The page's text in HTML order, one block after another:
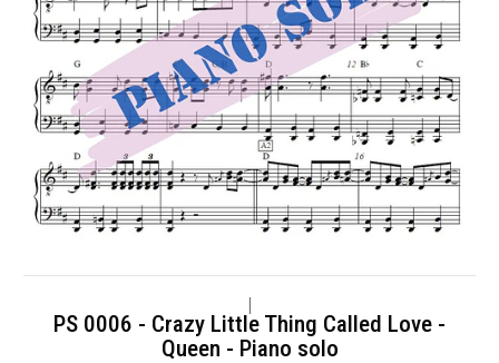
PS 0006 - Crazy Little Thing Called Love -
Queen - Piano solo